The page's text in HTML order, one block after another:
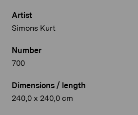
Artist
Simons Kurt
Number
700
Dimensions / length
240,0 x 240,0 cm